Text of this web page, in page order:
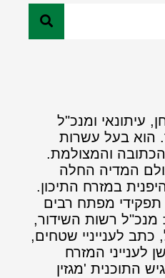
עיתונאי ומנכ"ל
הוא בעל עשרות
הכתובה והמצולמת.
המדיה החלה
במזרח התיכון.
מפתח רבים
רשות השידור,
כתב לענייניי שטחים,
לענייני המזרח
התוכנית 'מגזין